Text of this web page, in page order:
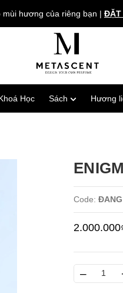
mùi hương của riêng bạn | ĐẶT
Học Sách Hương
Code:
–